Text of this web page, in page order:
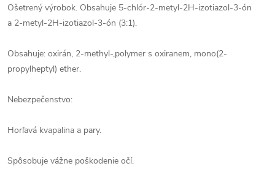
Ošetrený výrobok. Obsahuje 5-chlór-2-metyl-2H-izotiazol-3-ón
a 2-metyl-2H-izotiazol-3-ón (3:1).
Obsahuje: oxirán, 2-methyl-,polymer s oxiranem, mono(2-
propylheptyl) ether.
Nebezpečenstvo:
Horľavá kvapalina a pary.
Spôsobuje vážne poškodenie očí.